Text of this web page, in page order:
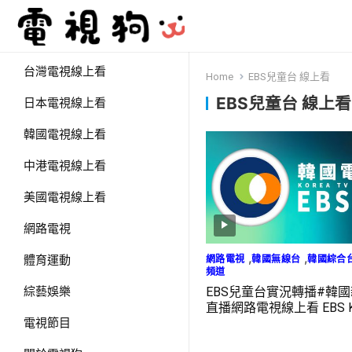
台灣電視線上看
日本電視線上看
韓國電視線上看
中港電視線上看
美國電視線上看
網路電視
體育運動
綜藝娛樂
電視節目
Home EBS兒童台 線上看
EBS兒童台 線上看
網路電視 ,韓國無線台 ,韓國綜合
頻道
EBS兒童台實況轉播#韓
直播網路電視線上看 EBS